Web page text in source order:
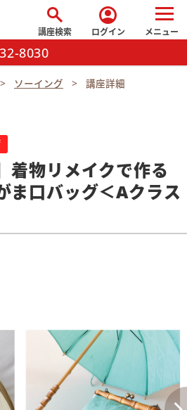
search
講座検索
account_circle
ログイン メニュー
8030
ソーイング 講座詳細
着物リメイクで作る
ま口バッグ＜Aクラス